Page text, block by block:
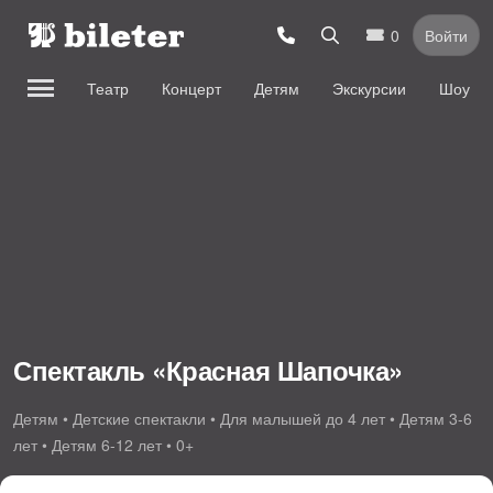
0 Войти
Театр Концерт Детям Экскурсии Шоу
Спектакль «Красная Шапочка»
Детям • Детские спектакли • Для малышей до 4 лет • Детям 3-6
лет • Детям 6-12 лет • 0+